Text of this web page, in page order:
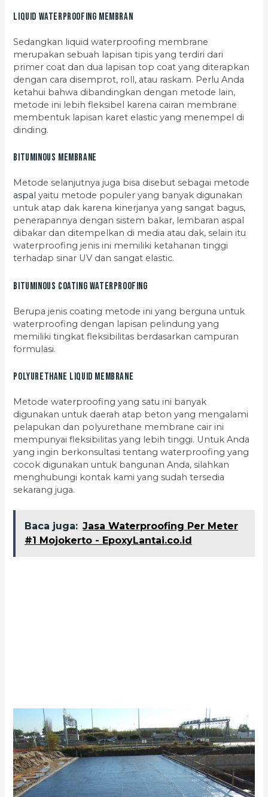
Liquid Waterproofing Membran
Sedangkan liquid waterproofing membrane
merupakan sebuah lapisan tipis yang terdiri dari
primer coat dan dua lapisan top coat yang diterapkan
dengan cara disemprot, roll, atau raskam. Perlu Anda
ketahui bahwa dibandingkan dengan metode lain,
metode ini lebih fleksibel karena cairan membrane
membentuk lapisan karet elastic yang menempel di
dinding.
Bituminous Membrane
Metode selanjutnya juga bisa disebut sebagai metode
aspal yaitu metode populer yang banyak digunakan
untuk atap dak karena kinerjanya yang sangat bagus,
penerapannya dengan sistem bakar, lembaran aspal
dibakar dan ditempelkan di media atau dak, selain itu
waterproofing jenis ini memiliki ketahanan tinggi
terhadap sinar UV dan sangat elastic.
Bituminous Coating Waterproofing
Berupa jenis coating metode ini yang berguna untuk
waterproofing dengan lapisan pelindung yang
memiliki tingkat fleksibilitas berdasarkan campuran
formulasi.
Polyurethane Liquid Membrane
Metode waterproofing yang satu ini banyak
digunakan untuk daerah atap beton yang mengalami
pelapukan dan polyurethane membrane cair ini
mempunyai fleksibilitas yang lebih tinggi. Untuk Anda
yang ingin berkonsultasi tentang waterproofing yang
cocok digunakan untuk bangunan Anda, silahkan
menghubungi kontak kami yang sudah tersedia
sekarang juga.
Baca juga: Jasa Waterproofing Per Meter
#1 Mojokerto - EpoxyLantai.co.id